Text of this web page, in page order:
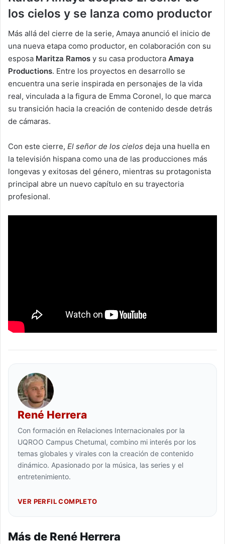
los cielos y se lanza como productor
Más allá del cierre de la serie, Amaya anunció el inicio de
una nueva etapa como productor, en colaboración con su
esposa Maritza Ramos y su casa productora Amaya
Productions. Entre los proyectos en desarrollo se
encuentra una serie inspirada en personajes de la vida
real, vinculada a la figura de Emma Coronel, lo que marca
su transición hacia la creación de contenido desde detrás
de cámaras.
Con este cierre, El señor de los cielos deja una huella en
la televisión hispana como una de las producciones más
longevas y exitosas del género, mientras su protagonista
principal abre un nuevo capítulo en su trayectoria
profesional.
René Herrera
Con formación en Relaciones Internacionales por la
UQROO Campus Chetumal, combino mi interés por los
temas globales y virales con la creación de contenido
dinámico. Apasionado por la música, las series y el
entretenimiento.
VER PERFIL COMPLETO
Más de René Herrera